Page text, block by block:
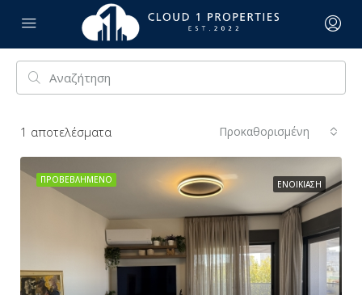
1 αποτελέσματα Προκαθορισμένη
ΠΡΟΒΕΒΛΗΜΈΝΟ ΕΝΟΙΚΊΑΣΗ